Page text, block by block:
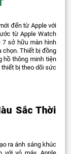
đến từ Apple với
từ Apple Watch
7 sở hữu màn hình
chọn. Thiết bị đồng
hồ thông minh tiện
bị theo dõi sức
Sắc Thời
ra ánh sáng khúc